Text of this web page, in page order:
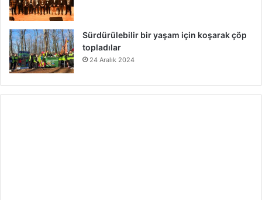
Sürdürülebilir bir yaşam için koşarak çöp
topladılar
24 Aralık 2024